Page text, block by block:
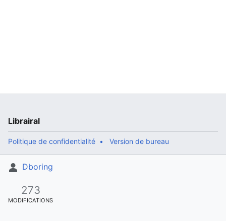
Dboring
273
MODIFICATIONS
Librairal
Politique de confidentialité Version de bureau